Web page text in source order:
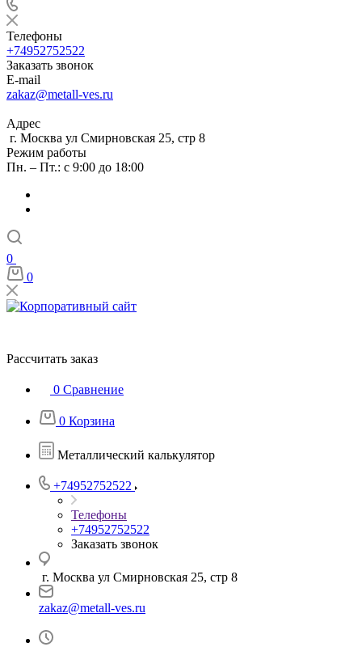
Телефоны
+74952752522
Заказать звонок
E-mail
zakaz@metall-ves.ru
Адрес
г. Москва ул Смирновская 25, стр 8
Режим работы
Пн. – Пт.: с 9:00 до 18:00
0
0
Рассчитать заказ
0 Сравнение
0 Корзина
Металлический калькулятор
+74952752522
Телефоны
+74952752522
Заказать звонок
г. Москва ул Смирновская 25, стр 8
zakaz@metall-ves.ru